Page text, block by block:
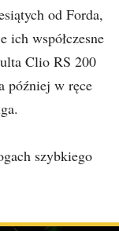
od Forda,
ich współczesne
Clio RS 200
później w ręce
szybkiego